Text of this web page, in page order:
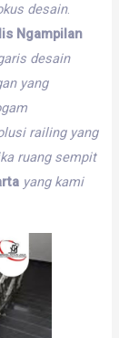
desain.
Ngampilan
desain
yang
railing yang
ruang sempit
yang kami